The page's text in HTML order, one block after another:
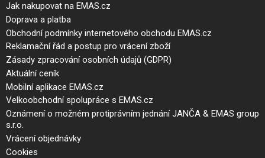
Jak nakupovat na EMAS.cz
Doprava a platba
Obchodní podmínky internetového obchodu EMAS.cz
Reklamační řád a postup pro vrácení zboží
Zásady zpracování osobních údajů (GDPR)
Aktuální ceník
Mobilní aplikace EMAS.cz
Velkoobchodní spolupráce s EMAS.cz
Oznámení o možném protiprávním jednání JANČA & EMAS group
s.r.o.
Vrácení objednávky
Cookies